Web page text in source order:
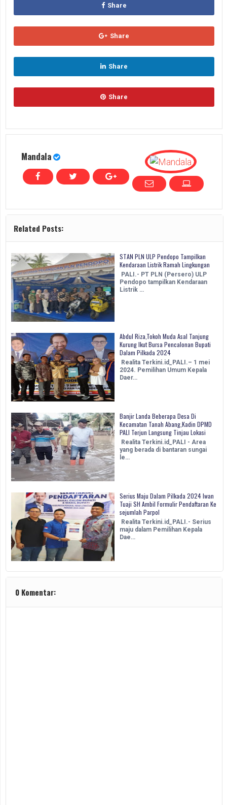
Share
Share
Share
Share
Mandala
Related Posts:
STAN PLN ULP Pendopo Tampilkan
Kendaraan Listrik Ramah Lingkungan
PALI.- PT PLN (Persero) ULP
Pendopo tampilkan Kendaraan
Listrik …
Abdul Riza,Tokoh Muda Asal Tanjung
Kurung Ikut Bursa Pencalonan Bupati
Dalam Pilkada 2024
Realita Terkini.id_PALI.– 1 mei
2024. Pemilihan Umum Kepala
Daer…
Banjir Landa Beberapa Desa Di
Kecamatan Tanah Abang,Kadin DPMD
PALI Terjun Langsung Tinjau Lokasi
Realita Terkini.id_PALI - Area
yang berada di bantaran sungai
le…
Serius Maju Dalam Pilkada 2024 Iwan
Tuaji SH Ambil Formulir Pendaftaran Ke
sejumlah Parpol
Realita Terkini.id_PALI.- Serius
maju dalam Pemilihan Kepala
Dae…
0 Komentar: